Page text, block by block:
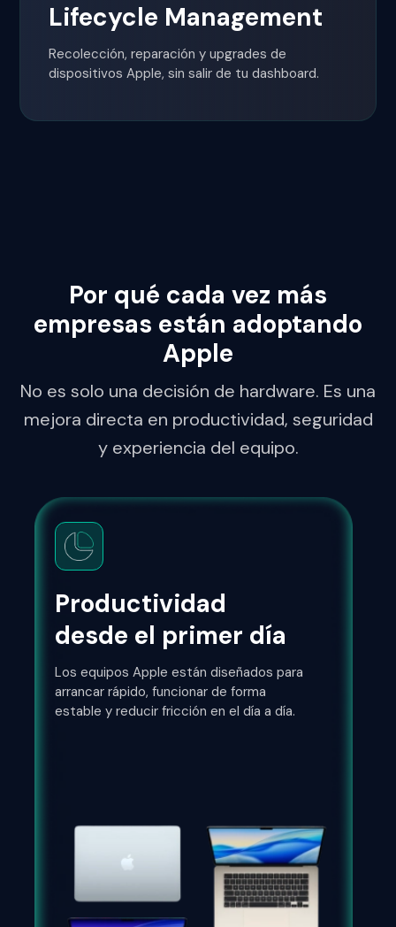
Lifecycle Management
Recolección, reparación y upgrades de
dispositivos Apple, sin salir de tu dashboard.
Por qué cada vez más
empresas están adoptando
Apple
No es solo una decisión de hardware. Es una
mejora directa en productividad, seguridad
y experiencia del equipo.
Productividad
desde el primer día
Los equipos Apple están diseñados para
arrancar rápido, funcionar de forma
estable y reducir fricción en el día a día.